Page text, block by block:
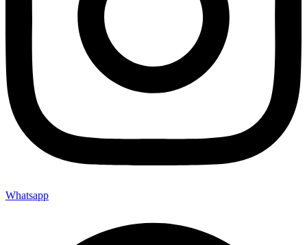
Whatsapp